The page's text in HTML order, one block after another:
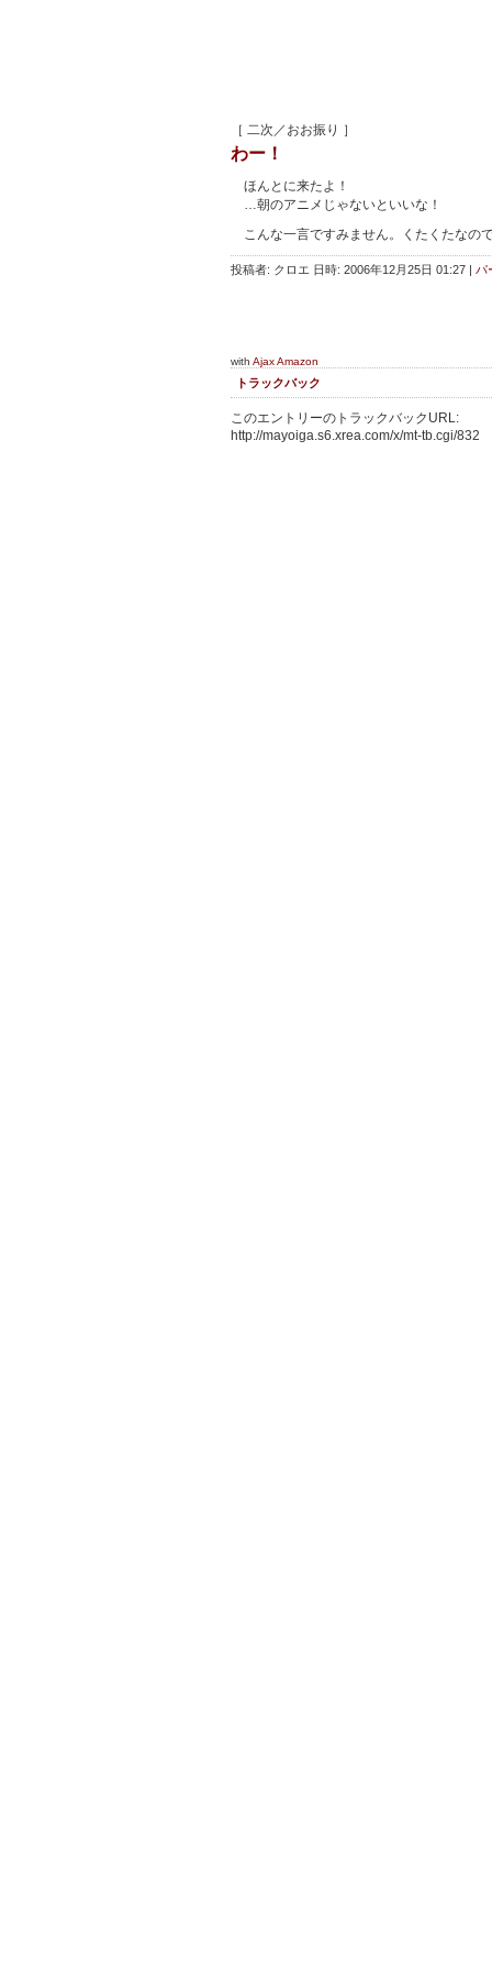
［ 二次／おお振り ］
わー！
ほんとに来たよ！
…朝のアニメじゃないといいな！
こんな一言ですみません。くたくたなの
投稿者: クロエ 日時: 2006年12月25日 01:27 | パ
with Ajax Amazon
トラックバック
このエントリーのトラックバックURL:
http://mayoiga.s6.xrea.com/x/mt-tb.cgi/832